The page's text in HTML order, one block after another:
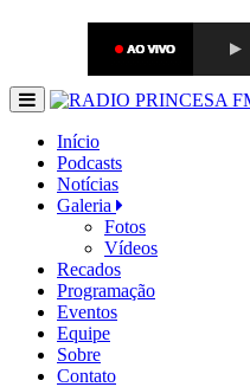
Início
Podcasts
Notícias
Galeria
Fotos
Vídeos
Recados
Programação
Eventos
Equipe
Sobre
Contato